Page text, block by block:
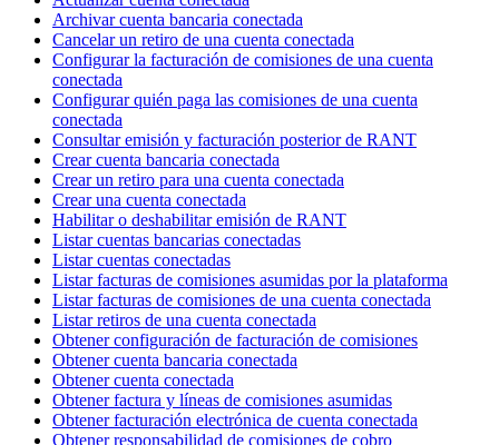
Archivar cuenta bancaria conectada
Cancelar un retiro de una cuenta conectada
Configurar la facturación de comisiones de una cuenta
conectada
Configurar quién paga las comisiones de una cuenta
conectada
Consultar emisión y facturación posterior de RANT
Crear cuenta bancaria conectada
Crear un retiro para una cuenta conectada
Crear una cuenta conectada
Habilitar o deshabilitar emisión de RANT
Listar cuentas bancarias conectadas
Listar cuentas conectadas
Listar facturas de comisiones asumidas por la plataforma
Listar facturas de comisiones de una cuenta conectada
Listar retiros de una cuenta conectada
Obtener configuración de facturación de comisiones
Obtener cuenta bancaria conectada
Obtener cuenta conectada
Obtener factura y líneas de comisiones asumidas
Obtener facturación electrónica de cuenta conectada
Obtener responsabilidad de comisiones de cobro